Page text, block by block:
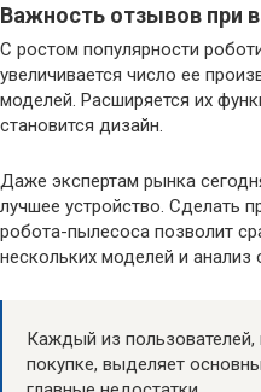
Важность отзывов при
С ростом популярности
увеличивается число ее
моделей. Расширяется их
становится дизайн.
Даже экспертам рынка
лучшее устройство. Сделать
робота-пылесоса позволит
нескольких моделей и анализ
Каждый из
покупке, выделяет